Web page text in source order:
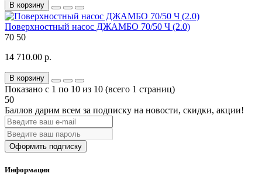
В корзину
Поверхностный насос ДЖАМБО 70/50 Ч (2.0)
70 50
14 710.00 р.
В корзину
Показано с 1 по 10 из 10 (всего 1 страниц)
50
Баллов дарим всем за подписку на новости, скидки, акции!
Оформить подписку
Информация